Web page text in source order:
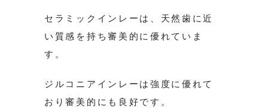
セラミックインレーは、天然歯に近
い質感を持ち審美的に優れていま
す。
ジルコニアインレーは強度に優れて
おり審美的にも良好です。